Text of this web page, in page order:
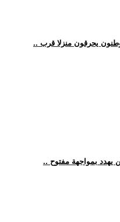
يحرقون منزلا قرب
يهدد بمواجهة مفتوح